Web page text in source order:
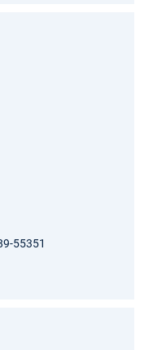
55351